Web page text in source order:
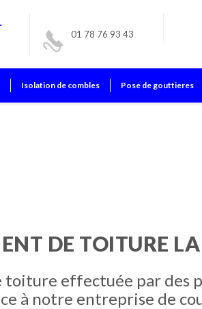
01 78 76 93 43
Isolation de combles Pose de gouttieres
DE TOITURE
effectuée par des
à notre entreprise de